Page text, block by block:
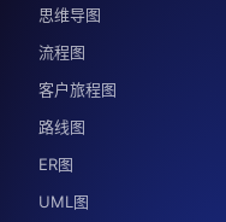
思维导图
流程图
客户旅程图
路线图
ER图
UML图